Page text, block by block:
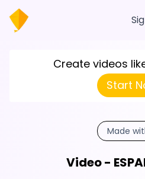
Create videos
Start
Made
Video -